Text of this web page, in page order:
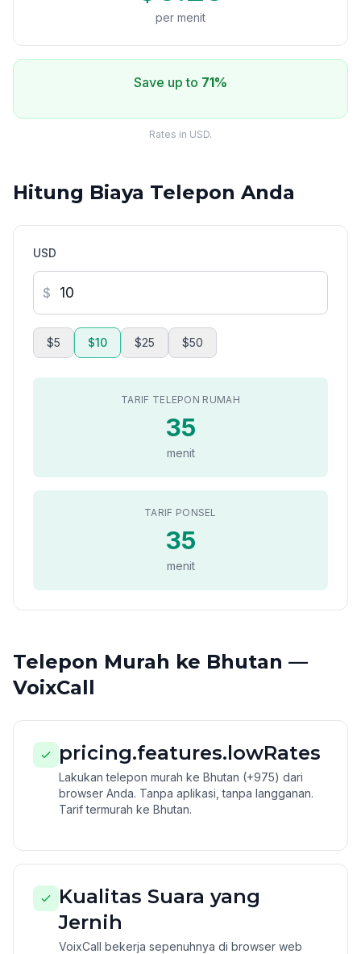
per menit
Save up to 71%
Rates in USD.
Hitung Biaya Telepon Anda
USD
$
$5 $10 $25 $50
TARIF TELEPON RUMAH
35
menit
TARIF PONSEL
35
menit
Telepon Murah ke Bhutan —
VoixCall
pricing.features.lowRates
Lakukan telepon murah ke Bhutan (+975) dari
browser Anda. Tanpa aplikasi, tanpa langganan.
Tarif termurah ke Bhutan.
Kualitas Suara yang
Jernih
VoixCall bekerja sepenuhnya di browser web